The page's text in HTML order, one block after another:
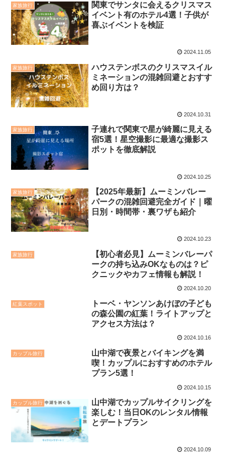
家族旅行
関東でサンタに会えるクリスマス
イベント有のホテル4選！子供が
喜ぶイベントを検証
2024.11.05
家族旅行
ハウステンボスのクリスマスイル
ミネーションの混雑回避とおすす
め回り方は？
2024.10.31
家族旅行
子連れで関東で星が綺麗に見える
宿5選！星空撮影に最適な撮影ス
ポットを徹底解説
2024.10.25
家族旅行
【2025年最新】ムーミンバレー
パークの混雑回避完全ガイド｜曜
日別・時間帯・裏ワザも紹介
2024.10.23
家族旅行
【初心者必見】ムーミンバレーパ
ークの持ち込みOKなものは？ピ
クニックやカフェ情報も解説！
2024.10.20
紅葉スポット
トーベ・ヤンソンあけぼの子ども
の森公園の紅葉！ライトアップと
アクセス方法は？
2024.10.16
カップル旅行
山中湖で夜景とバイキングを満
喫！カップルにおすすめのホテル
プラン5選！
2024.10.15
カップル旅行
山中湖でカップルサイクリングを
楽​​しむ！当日OKのレンタル情報
とデートプラン
2024.10.09